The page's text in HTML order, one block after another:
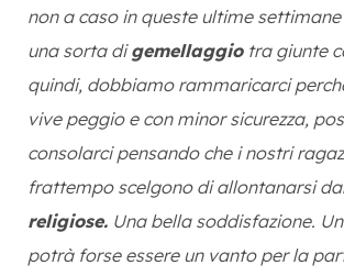
non a caso in queste ultime
una sorta digemellaggiotra giunte
quindi, dobbiamo rammaricarci
vive peggio e con minor sicurezza,
consolarci pensando che i nostri
frattempo scelgono di allontanarsi
religiose. Una bella soddisfazione.
potrà forse essere un vanto per la